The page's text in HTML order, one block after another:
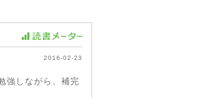
2016-02-23
強しながら、補完